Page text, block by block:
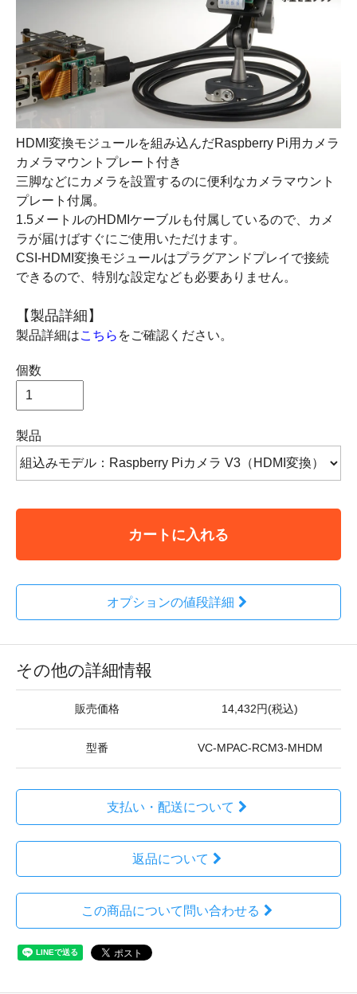
HDMI変換モジュールを組み込んだRaspberry Pi用カメラ
カメラマウントプレート付き
三脚などにカメラを設置するのに便利なカメラマウント
プレート付属。
1.5メートルのHDMIケーブルも付属しているので、カメ
ラが届けばすぐにご使用いただけます。
CSI-HDMI変換モジュールはプラグアンドプレイで接続
できるので、特別な設定なども必要ありません。
【製品詳細】
製品詳細はこちら をご確認ください。
個数
製品
カートに入れる
オプションの値段詳細
その他の詳細情報
販売価格 14,432円(税込)
型番 VC-MPAC-RCM3-MHDM
支払い・配送について
返品について
この商品について問い合わせる